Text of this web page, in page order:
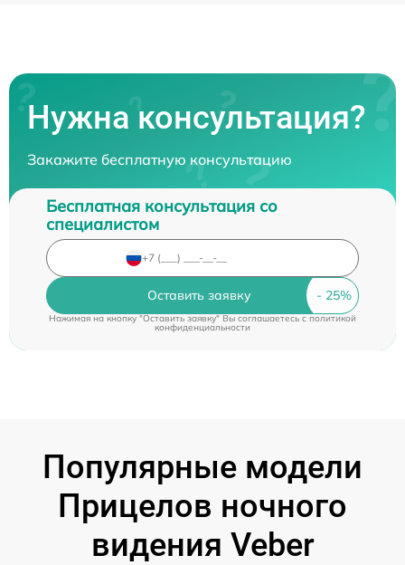
Нужна консультация?
Закажите бесплатную консультацию
Бесплатная консультация со
специалистом
Оставить заявку
Нажимая на кнопку "Оставить заявку" Вы соглашаетесь cполитикой
конфиденциальности
Популярные модели
Прицелов ночного
видения Veber